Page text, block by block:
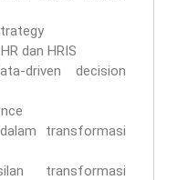
dan HRIS
driven decision
transformasi
transformasi